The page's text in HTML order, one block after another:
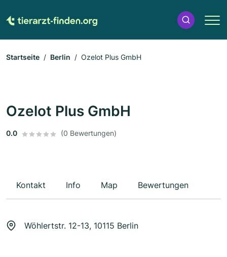
Startseite Berlin Ozelot Plus GmbH
Ozelot Plus GmbH
0.0 (0 Bewertungen)
Kontakt Info Map Bewertungen
Wöhlertstr. 12-13, 10115 Berlin